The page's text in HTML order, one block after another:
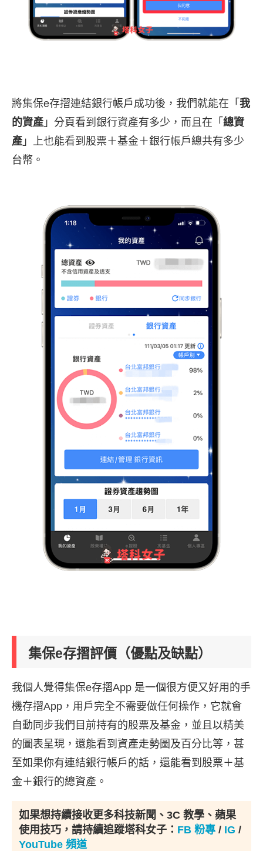
將集保e存摺連結銀行帳戶成功後，我們就能在「 我
的資產 」分頁看到銀行資產有多少，而且在「 總資
產 」上也能看到股票＋基金＋銀行帳戶總共有多少
台幣。
集保e存摺評價（優點及缺點）
我個人覺得集保e存摺App 是一個很方便又好用的手
機存摺App，用戶完全不需要做任何操作，它就會
自動同步我們目前持有的股票及基金，並且以精美
的圖表呈現，還能看到資產走勢圖及百分比等，甚
至如果你有連結銀行帳戶的話，還能看到股票＋基
金＋銀行的總資產。
如果想持續接收更多科技新聞、3C 教學、蘋果
使用技巧，請持續追蹤塔科女子： FB 粉專 / IG /
YouTube 頻道